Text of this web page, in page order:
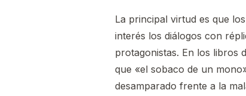
La principal virtud es que
interés los diálogos con
protagonistas. En los libros
que «el sobaco de un
desamparado frente a la